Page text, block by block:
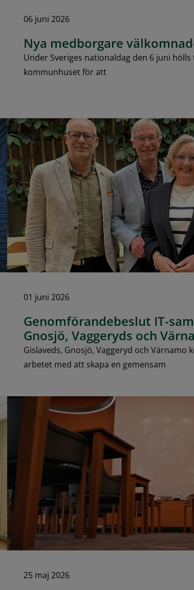
06 juni 2026
Nya medborgare
Under Sveriges nationaldag den 6 juni
kommunhuset för att
01 juni 2026
Genomförandebeslut IT-
Gnosjö, Vaggeryds och
Gislaveds, Gnosjö, Vaggeryd och Värnamo
arbetet med att skapa en gemensam
25 maj 2026